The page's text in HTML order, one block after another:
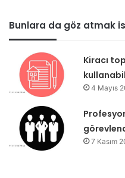
Bunlara da göz atmak
Kiracı
4 Mayıs
7 Kasım